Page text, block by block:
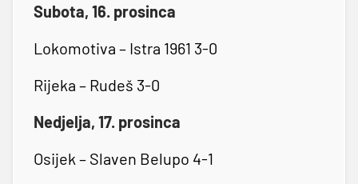
Subota, 16. prosinca
Lokomotiva – Istra 1961 3-0
Rijeka – Rudeš 3-0
Nedjelja, 17. prosinca
Osijek – Slaven Belupo 4-1